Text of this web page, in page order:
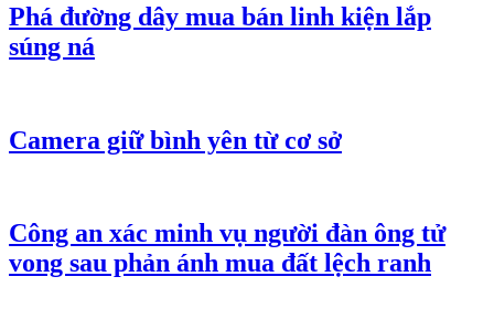
Phá đường dây mua bán linh kiện lắp
súng ná
Camera giữ bình yên từ cơ sở
Công an xác minh vụ người đàn ông tử
vong sau phản ánh mua đất lệch ranh